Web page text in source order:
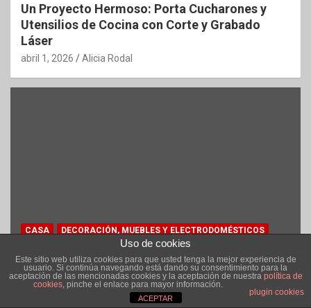
Un Proyecto Hermoso: Porta Cucharones y
Utensilios de Cocina con Corte y Grabado
Láser
abril 1, 2026 Alicia Rodal
CASA
DECORACIÓN, MUEBLES Y ELECTRODOMÉSTICOS
MANUALIDADES HOGAR TIENDA
Manualidades para la Cocina: Crea tu Mueble
para Especias, Cesta Multifuncional y
Uso de cookies
Este sitio web utiliza cookies para que usted tenga la mejor experiencia de
usuario. Si continúa navegando está dando su consentimiento para la
aceptación de las mencionadas cookies y la aceptación de nuestra política de
cookies, pinche el enlace para mayor información.
plugin cookies
ACEPTAR